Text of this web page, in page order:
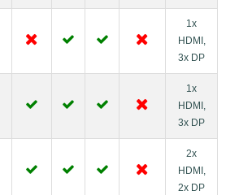
1x
HDMI,
3x DP
1x
HDMI,
3x DP
2x
HDMI,
2x DP